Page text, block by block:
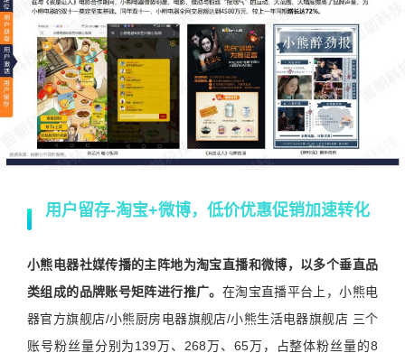
用户留存-淘宝+微博，低价优惠促销加速转化
小熊电器社媒传播的主阵地为淘宝直播和微博，以多个垂直品
类组成的品牌账号矩阵进行推广。 在淘宝直播平台上，小熊电
器官方旗舰店/小熊厨房电器旗舰店/小熊生活电器旗舰店 三个
账号粉丝量分别为139万、268万、65万，占整体粉丝量的8